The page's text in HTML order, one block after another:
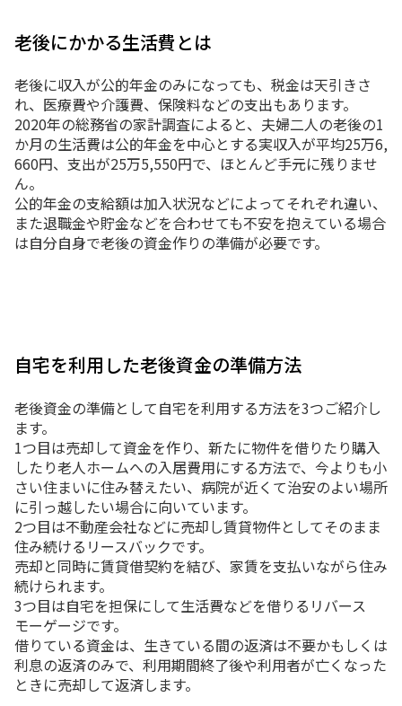
老後にかかる生活費とは
老後に収入が公的年金のみになっても、税金は天引きさ
れ、医療費や介護費、保険料などの支出もあります。
2020年の総務省の家計調査によると、夫婦二人の老後の1
か月の生活費は公的年金を中心とする実収入が平均25万6,
660円、支出が25万5,550円で、ほとんど手元に残りませ
ん。
公的年金の支給額は加入状況などによってそれぞれ違い、
また退職金や貯金などを合わせても不安を抱えている場合
は自分自身で老後の資金作りの準備が必要です。
自宅を利用した老後資金の準備方法
老後資金の準備として自宅を利用する方法を3つご紹介し
ます。
1つ目は売却して資金を作り、新たに物件を借りたり購入
したり老人ホームへの入居費用にする方法で、今よりも小
さい住まいに住み替えたい、病院が近くて治安のよい場所
に引っ越したい場合に向いています。
2つ目は不動産会社などに売却し賃貸物件としてそのまま
住み続けるリースバックです。
売却と同時に賃貸借契約を結び、家賃を支払いながら住み
続けられます。
3つ目は自宅を担保にして生活費などを借りるリバース
モーゲージです。
借りている資金は、生きている間の返済は不要かもしくは
利息の返済のみで、利用期間終了後や利用者が亡くなった
ときに売却して返済します。